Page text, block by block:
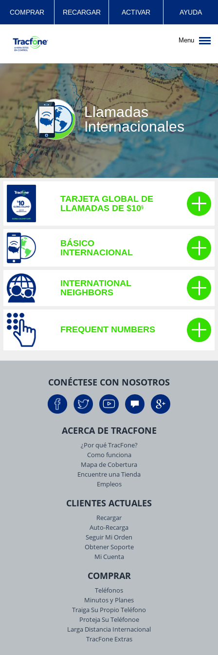
COMPRAR RECARGAR ACTIVAR AYUDA
Menu
Llamadas
Internacionales
TARJETA GLOBAL DE
LLAMADAS DE $10§
BÁSICO
INTERNACIONAL
INTERNATIONAL
NEIGHBORS
FREQUENT NUMBERS
CONÉCTESE CON NOSOTROS
ACERCA DE TRACFONE
¿Por qué TracFone?
Como funciona
Mapa de Cobertura
Encuentre una Tienda
Empleos
CLIENTES ACTUALES
Recargar
Auto-Recarga
Seguir Mi Orden
Obtener Soporte
Mi Cuenta
COMPRAR
Teléfonos
Minutos y Planes
Traiga Su Propio Teléfono
Proteja Su Teléfonoe
Larga Distancia Internacional
TracFone Extras